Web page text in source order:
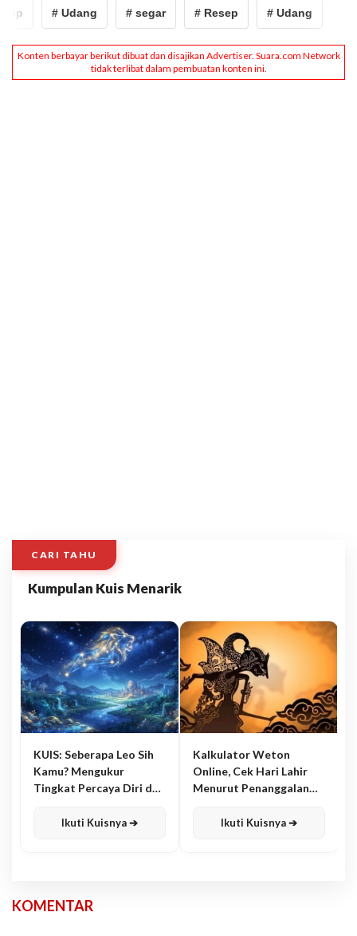
# Udang # segar # Resep # Udang
CARI TAHU
Kumpulan Kuis Menarik
KUIS: Seberapa Leo Sih
Kamu? Mengukur
Tingkat Percaya Diri dan
Ikuti Kuisnya ➔
Kalkulator Weton
Online, Cek Hari Lahir
Menurut Penanggalan
Ikuti Kuisnya ➔
KOMENTAR